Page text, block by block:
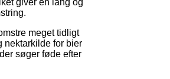
giver en lang og
meget tidligt
nektarkilde for bier
søger føde efter